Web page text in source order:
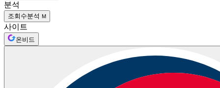
분석
조회수분석 M
사이트
온비드